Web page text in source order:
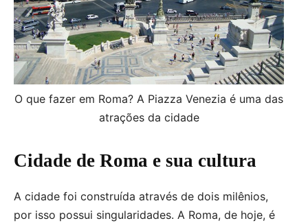
O que fazer em Roma? A Piazza Venezia é uma das
atrações da cidade
Cidade de Roma e sua cultura
A cidade foi construída através de dois milênios,
por isso possui singularidades. A Roma, de hoje, é